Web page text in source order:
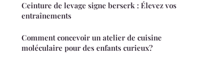
Ceinture de levage signe berserk : Élevez vos
entraînements
Comment concevoir un atelier de cuisine
moléculaire pour des enfants curieux?